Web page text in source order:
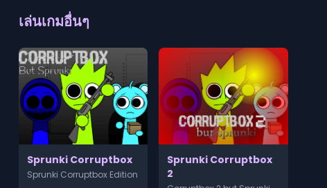
เล่นเกมอื่นๆ
Sprunki Corruptbox
Sprunki Corruptbox Edition
Sprunki Corruptbox
2